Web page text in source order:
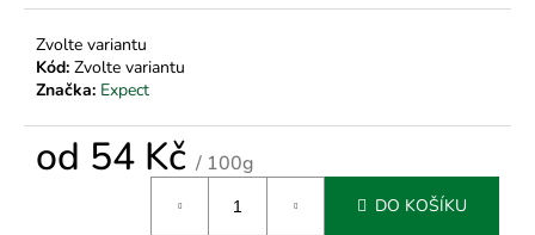
Zvolte variantu
Kód: Zvolte variantu
Značka: Expect
od 54 Kč / 100g
DO KOŠÍKU
D
o